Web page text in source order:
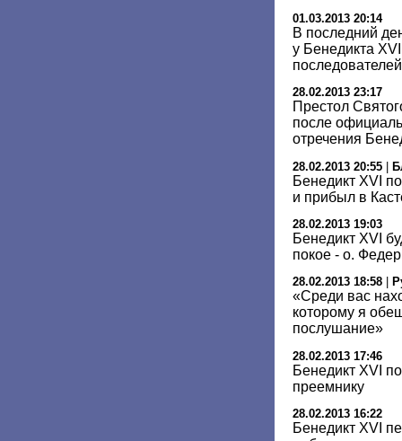
01.03.2013 20:14
В последний
у Бенедикта
последователей
28.02.2013 23:17
Престол
после
отречения
28.02.2013 20:55 |
Бенедикт XVI
и прибыл в
28.02.2013 19:03
Бенедикт XVI
покое - о.
28.02.2013 18:58
«Среди вас
которому я
послушание»
28.02.2013 17:46
Бенедикт XVI
преемнику
28.02.2013 16:22
Бенедикт XVI